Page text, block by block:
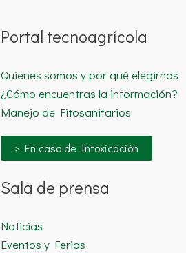
Portal tecnoagrícola
Quienes somos y por qué elegirnos
¿Cómo encuentras la información?
Manejo de Fitosanitarios
> En caso de Intoxicación
Sala de prensa
Noticias
Eventos y Ferias